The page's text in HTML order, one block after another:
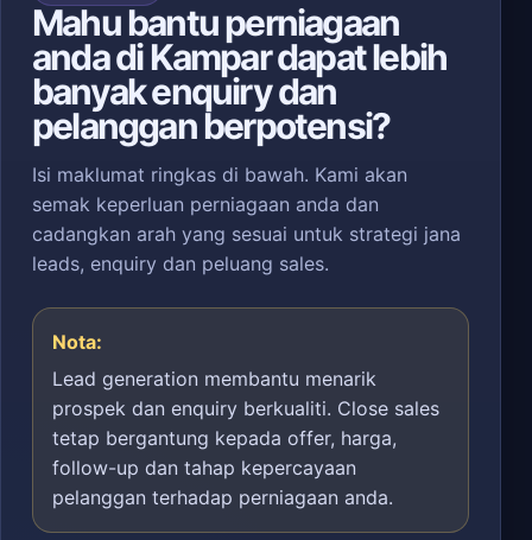
Mahu bantu perniagaan
anda di Kampar dapat lebih
banyak enquiry dan
pelanggan berpotensi?
Isi maklumat ringkas di bawah. Kami akan
semak keperluan perniagaan anda dan
cadangkan arah yang sesuai untuk strategi jana
leads, enquiry dan peluang sales.
Nota:
Lead generation membantu menarik
prospek dan enquiry berkualiti. Close sales
tetap bergantung kepada offer, harga,
follow-up dan tahap kepercayaan
pelanggan terhadap perniagaan anda.